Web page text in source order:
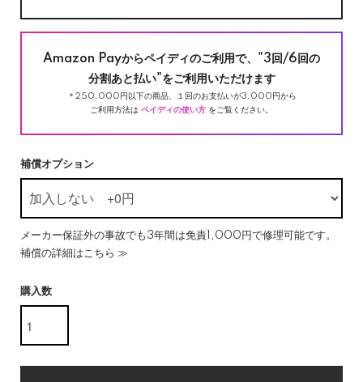
Amazon Payからペイディのご利用で、"3回/6回の
分割あと払い"をご利用いただけます
＊250,000円以下の商品、１回のお支払いが3,000円から
ご利用方法は ペイディの使い方 をご覧ください。
補償オプション
メーカー保証外の事故でも3年間は免責1,000円で修理可能です。
補償の詳細はこちら ≫
購入数